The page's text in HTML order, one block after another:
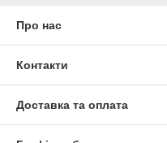
Про нас
Контакти
Доставка та оплата